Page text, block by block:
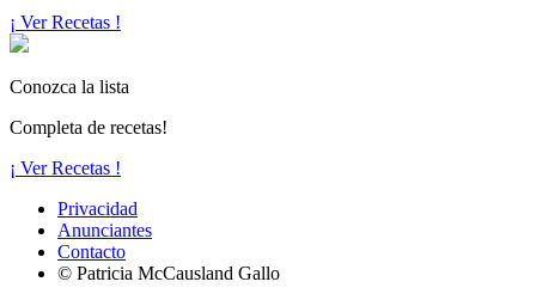
¡ Ver Recetas !
Conozca la lista
Completa de recetas!
¡ Ver Recetas !
Privacidad
Anunciantes
Contacto
© Patricia McCausland Gallo